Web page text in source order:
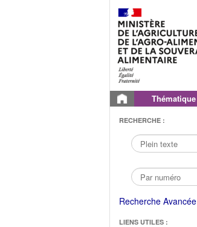
Thématique
RECHERCHE :
Recherche Avancée
LIENS UTILES :